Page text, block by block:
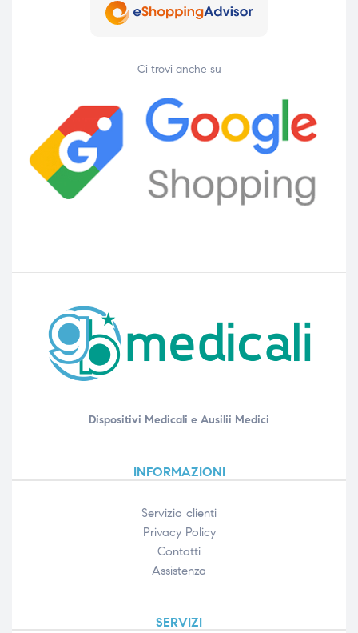
Ci trovi anche su
Dispositivi Medicali e Ausilii Medici
INFORMAZIONI
Servizio clienti
Privacy Policy
Contatti
Assistenza
SERVIZI